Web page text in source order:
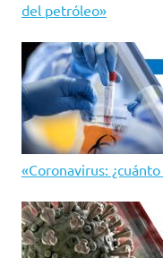
del petróleo»
«Coronavirus: